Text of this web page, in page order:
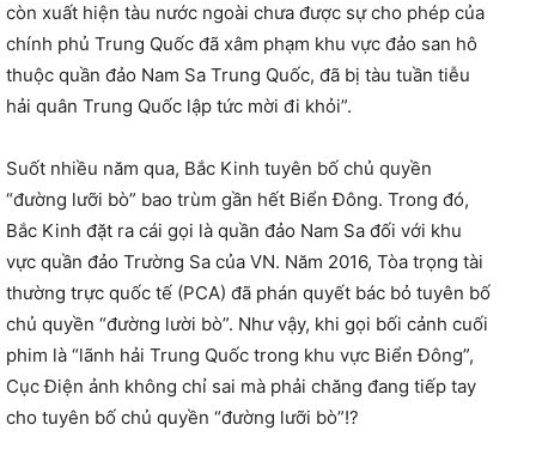
còn xuất hiện tàu nước ngoài chưa được sự cho phép của
chính phủ Trung Quốc đã xâm phạm khu vực đảo san hô
thuộc quần đảo Nam Sa Trung Quốc, đã bị tàu tuần tiễu
hải quân Trung Quốc lập tức mời đi khỏi”.
Suốt nhiều năm qua, Bắc Kinh tuyên bố chủ quyền
“đường lưỡi bò” bao trùm gần hết Biển Đông. Trong đó,
Bắc Kinh đặt ra cái gọi là quần đảo Nam Sa đối với khu
vực quần đảo Trường Sa của VN. Năm 2016, Tòa trọng tài
thường trực quốc tế (PCA) đã phán quyết bác bỏ tuyên bố
chủ quyền “đường lười bò”. Như vậy, khi gọi bối cảnh cuối
phim là “lãnh hải Trung Quốc trong khu vực Biển Đông”,
Cục Điện ảnh không chỉ sai mà phải chăng đang tiếp tay
cho tuyên bố chủ quyền “đường lưỡi bò”!?